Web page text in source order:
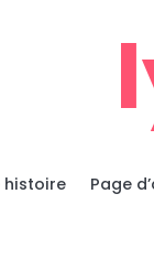
histoire Page